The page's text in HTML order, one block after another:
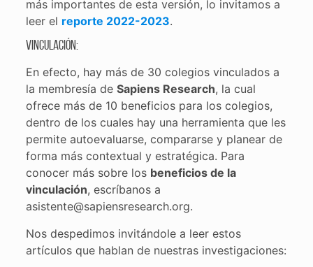
más importantes de esta versión, lo invitamos a
leer el reporte 2022-2023.
Vinculación:
En efecto, hay más de 30 colegios vinculados a
la membresía de Sapiens Research, la cual
ofrece más de 10 beneficios para los colegios,
dentro de los cuales hay una herramienta que les
permite autoevaluarse, compararse y planear de
forma más contextual y estratégica. Para
conocer más sobre los beneficios de la
vinculación, escríbanos a
asistente@sapiensresearch.org.
Nos despedimos invitándole a leer estos
artículos que hablan de nuestras investigaciones: